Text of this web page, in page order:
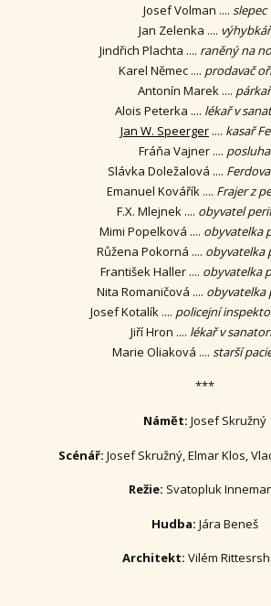
Josef Volman .... slepec
Jan Zelenka .... výhybkář
Jindřich Plachta .... raněný na
Karel Němec .... prodavač
Antonín Marek .... párkař
Alois Peterka .... lékař v
Jan W. Speerger .... kasař
Fráňa Vajner .... posluha
Slávka Doležalová ....
Emanuel Kovářík .... Frajer z
F.X. Mlejnek .... obyvatel
Mimi Popelková .... obyvatelka
Růžena Pokorná .... obyvatelka
František Haller .... obyvatelka
Nita Romaničová .... obyvatelka
Josef Kotalík .... policejní
Jiří Hron .... lékař v
Marie Oliaková .... starší
***
Námět: Josef Skružný
Scénář: Josef Skružný, Elmar Klos,
Režie: Svatopluk
Hudba: Jára Beneš
Architekt: Vilém